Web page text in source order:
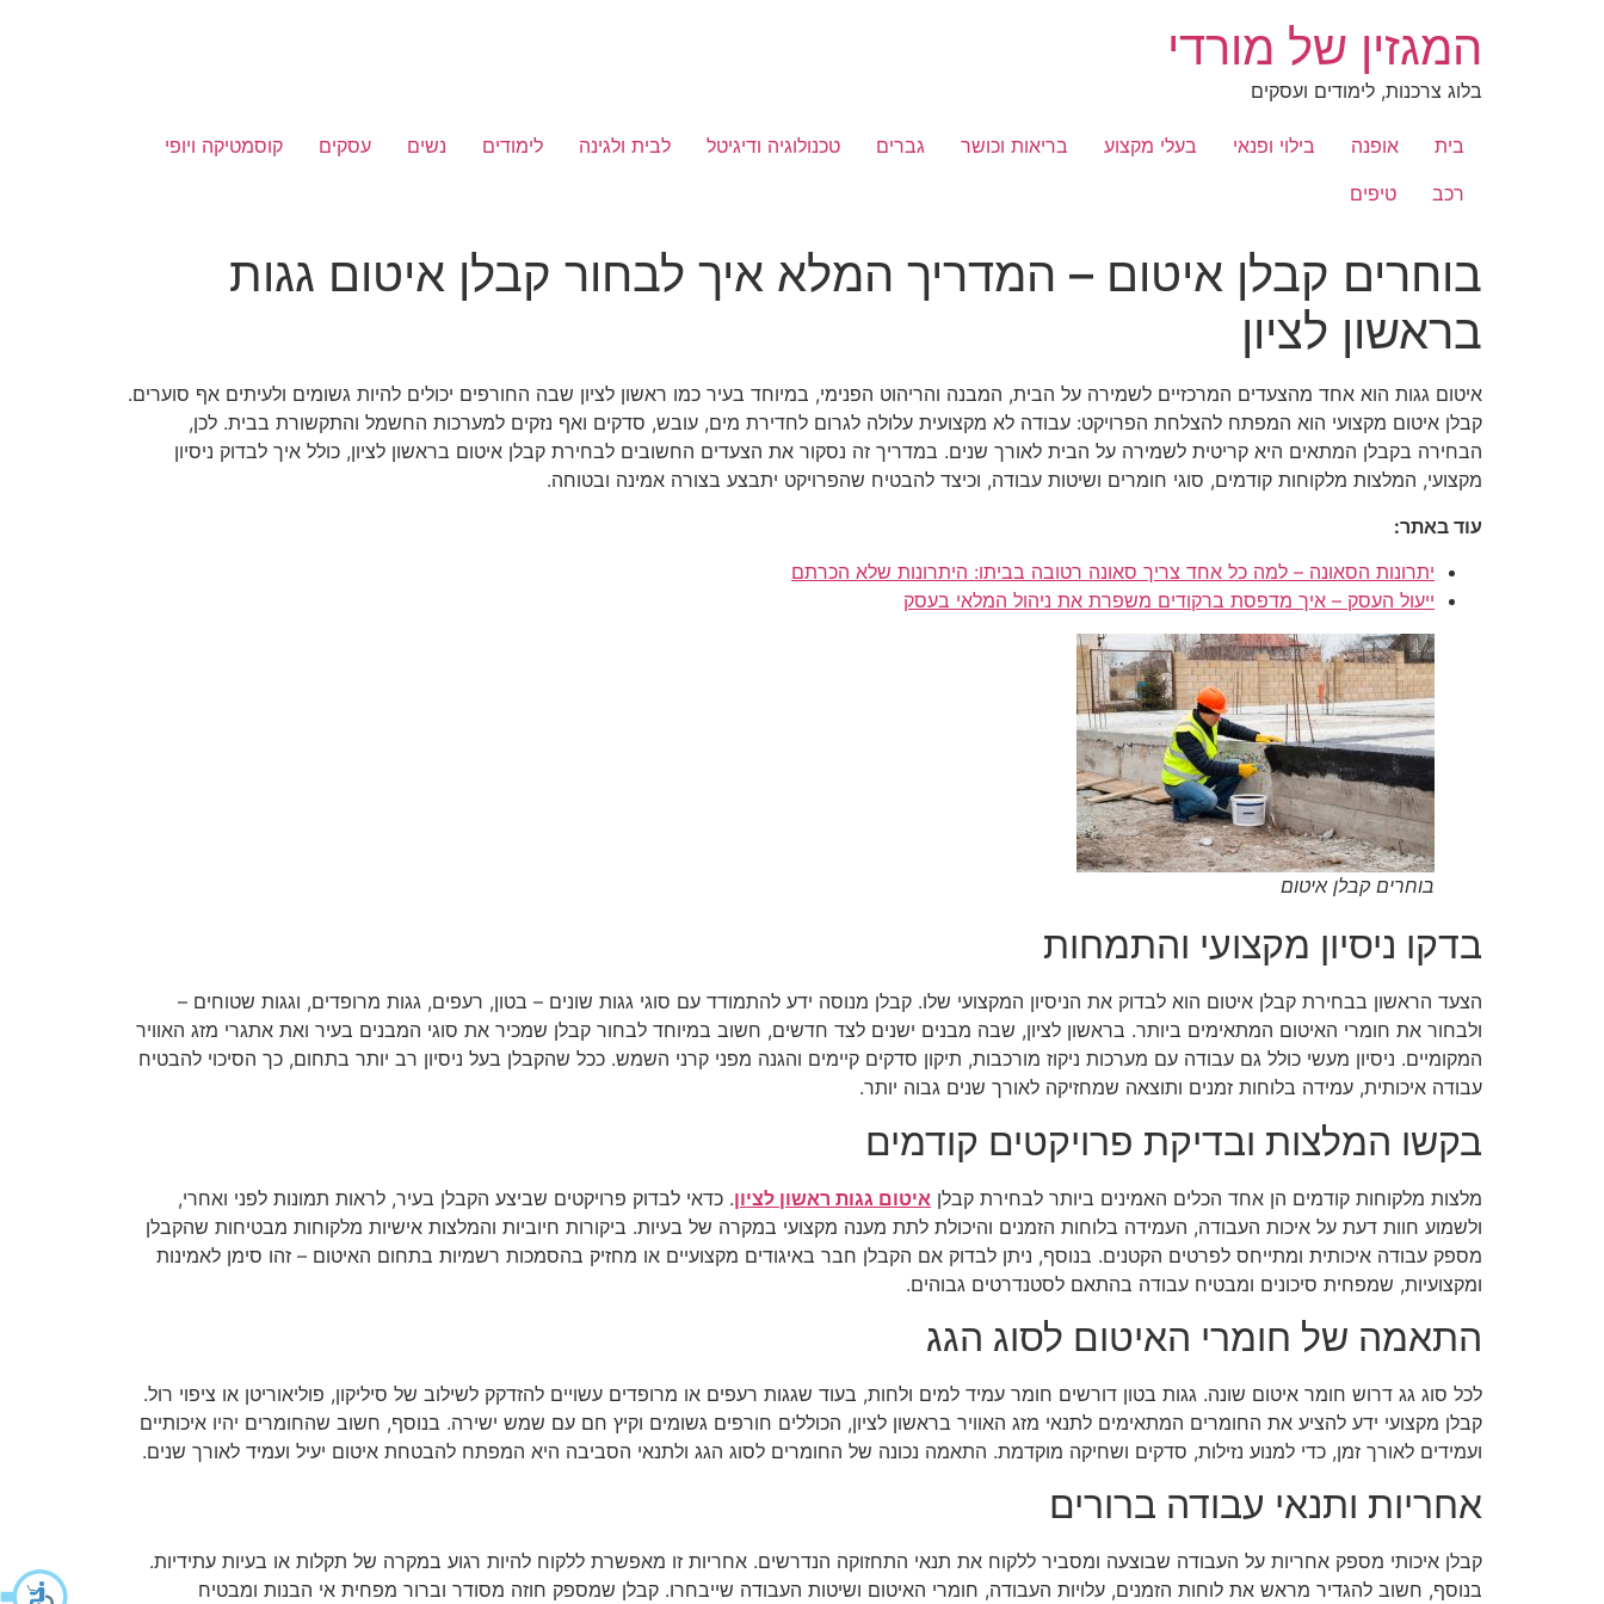
המגזין של מורדי
בלוג צרכנות, לימודים ועסקים
בית אופנה בילוי ופנאי בעלי מקצוע בריאות וכושר גברים טכנולוגיה ודיגיטל לבית ולגינה לימודים נשים עסקים
קוסמטיקה ויופי
רכב
טיפים
בוחרים קבלן איטום – המדריך המלא איך לבחור קבלן איטום גגות
בראשון לציון
איטום גגות הוא אחד מהצעדים המרכזיים לשמירה על הבית, המבנה והריהוט הפנימי, במיוחד בעיר כמו ראשון לציון שבה החורפים יכולים להיות גשומים ולעיתים אף סוערים.
קבלן איטום מקצועי הוא המפתח להצלחת הפרויקט: עבודה לא מקצועית עלולה לגרום לחדירת מים, עובש, סדקים ואף נזקים למערכות החשמל והתקשורת בבית. לכן,
הבחירה בקבלן המתאים היא קריטית לשמירה על הבית לאורך שנים. במדריך זה נסקור את הצעדים החשובים לבחירת קבלן איטום בראשון לציון, כולל איך לבדוק ניסיון
מקצועי, המלצות מלקוחות קודמים, סוגי חומרים ושיטות עבודה, וכיצד להבטיח שהפרויקט יתבצע בצורה אמינה ובטוחה.
עוד באתר:
יתרונות הסאונה – למה כל אחד צריך סאונה רטובה בביתו: היתרונות שלא הכרתם
ייעול העסק – איך מדפסת ברקודים משפרת את ניהול המלאי בעסק
בוחרים קבלן איטום
בדקו ניסיון מקצועי והתמחות
הצעד הראשון בבחירת קבלן איטום הוא לבדוק את הניסיון המקצועי שלו. קבלן מנוסה ידע להתמודד עם סוגי גגות שונים – בטון, רעפים, גגות מרופדים, וגגות שטוחים –
ולבחור את חומרי האיטום המתאימים ביותר. בראשון לציון, שבה מבנים ישנים לצד חדשים, חשוב במיוחד לבחור קבלן שמכיר את סוגי המבנים בעיר ואת אתגרי מזג האוויר
המקומיים. ניסיון מעשי כולל גם עבודה עם מערכות ניקוז מורכבות, תיקון סדקים קיימים והגנה מפני קרני השמש. ככל שהקבלן בעל ניסיון רב יותר בתחום, כך הסיכוי להבטיח
עבודה איכותית, עמידה בלוחות זמנים ותוצאה שמחזיקה לאורך שנים גבוה יותר.
בקשו המלצות ובדיקת פרויקטים קודמים
מלצות מלקוחות קודמים הן אחד הכלים האמינים ביותר לבחירת קבלן איטום גגות ראשון לציון. כדאי לבדוק פרויקטים שביצע הקבלן בעיר, לראות תמונות לפני ואחרי,
ולשמוע חוות דעת על איכות העבודה, העמידה בלוחות הזמנים והיכולת לתת מענה מקצועי במקרה של בעיות. ביקורות חיוביות והמלצות אישיות מלקוחות מבטיחות שהקבלן
מספק עבודה איכותית ומתייחס לפרטים הקטנים. בנוסף, ניתן לבדוק אם הקבלן חבר באיגודים מקצועיים או מחזיק בהסמכות רשמיות בתחום האיטום – זהו סימן לאמינות
ומקצועיות, שמפחית סיכונים ומבטיח עבודה בהתאם לסטנדרטים גבוהים.
התאמה של חומרי האיטום לסוג הגג
לכל סוג גג דרוש חומר איטום שונה. גגות בטון דורשים חומר עמיד למים ולחות, בעוד שגגות רעפים או מרופדים עשויים להזדקק לשילוב של סיליקון, פוליאוריטן או ציפוי רול.
קבלן מקצועי ידע להציע את החומרים המתאימים לתנאי מזג האוויר בראשון לציון, הכוללים חורפים גשומים וקיץ חם עם שמש ישירה. בנוסף, חשוב שהחומרים יהיו איכותיים
ועמידים לאורך זמן, כדי למנוע נזילות, סדקים ושחיקה מוקדמת. התאמה נכונה של החומרים לסוג הגג ולתנאי הסביבה היא המפתח להבטחת איטום יעיל ועמיד לאורך שנים.
אחריות ותנאי עבודה ברורים
קבלן איכותי מספק אחריות על העבודה שבוצעה ומסביר ללקוח את תנאי התחזוקה הנדרשים. אחריות זו מאפשרת ללקוח להיות רגוע במקרה של תקלות או בעיות עתידיות.
בנוסף, חשוב להגדיר מראש את לוחות הזמנים, עלויות העבודה, חומרי האיטום ושיטות העבודה שייבחרו. קבלן שמספק חוזה מסודר וברור מפחית אי הבנות ומבטיח